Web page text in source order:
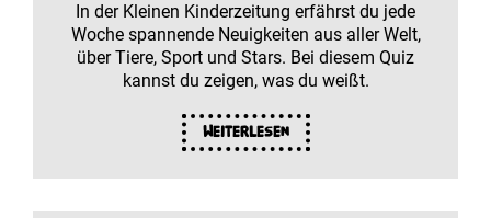
In der Kleinen Kinderzeitung erfährst du jede
Woche spannende Neuigkeiten aus aller Welt,
über Tiere, Sport und Stars. Bei diesem Quiz
kannst du zeigen, was du weißt.
Weiterlesen